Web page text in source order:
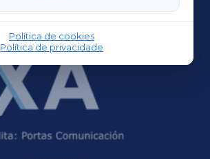
Política de cookies
Política de privacidade
OURENSEXA